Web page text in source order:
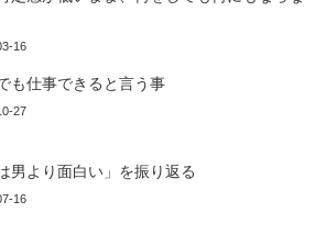
16
も仕事できると言う事
27
男より面白い」を振り返る
16